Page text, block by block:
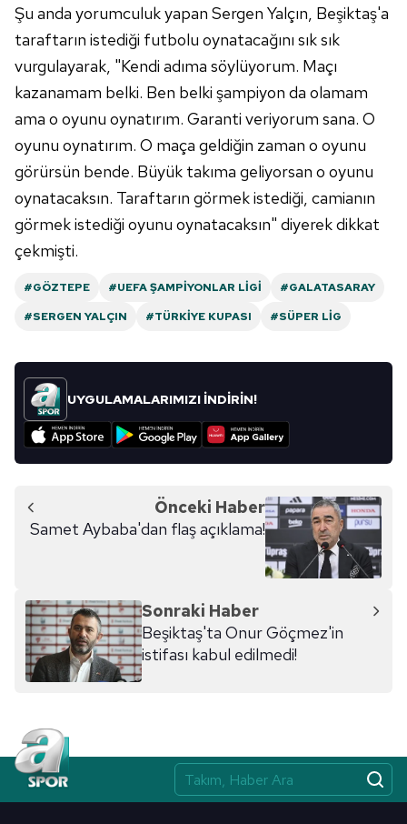
için Ayarlar butonuna tıklayabilir,Çerez Bilgilendirme
Metnimiziziyaret edebilirsiniz.
6698 sayılı Kişisel Verilerin Korunması Kanunu uyarınca
hazırlanmış Aydınlatma Metnimizi okumak ve sitemizde
ilgili mevzuata uygun olarak kullanılan çerezlerle ilgili bilgi
almak için lütfentıklayınız.
Şu anda yorumculuk yapan Sergen Yalçın, Beşiktaş'a
taraftarın istediği futbolu oynatacağını sık sık
vurgulayarak, "Kendi adıma söylüyorum. Maçı
kazanamam belki. Ben belki şampiyon da olamam
ama o oyunu oynatırım. Garanti veriyorum sana. O
oyunu oynatırım. O maça geldiğin zaman o oyunu
görürsün bende. Büyük takıma geliyorsan o oyunu
oynatacaksın. Taraftarın görmek istediği, camianın
görmek istediği oyunu oynatacaksın" diyerek dikkat
çekmişti.
#GÖZTEPE #UEFA ŞAMPIYONLAR LIGI
#GALATASARAY
#SERGEN YALÇIN
#TÜRKIYE KUPASI #SÜPER LIG
UYGULAMALARIMIZI İNDİRİN!
Önceki Haber
Samet Aybaba'dan flaş açıklama!
Sonraki Haber
Beşiktaş'ta Onur Göçmez'in
istifası kabul edilmedi!